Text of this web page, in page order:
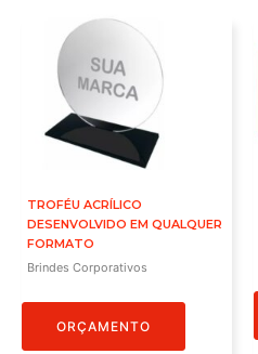
TROFÉU ACRÍLICO
DESENVOLVIDO EM QUALQUER
FORMATO
Brindes Corporativos
ORÇAMENTO